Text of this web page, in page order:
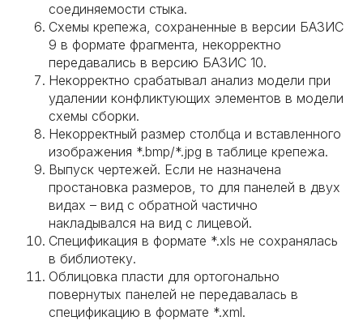
соединяемости стыка.
Схемы крепежа, сохраненные в версии БАЗИС
9 в формате фрагмента, некорректно
передавались в версию БАЗИС 10.
Некорректно срабатывал анализ модели при
удалении конфликтующих элементов в модели
схемы сборки.
Некорректный размер столбца и вставленного
изображения *.bmp/*.jpg в таблице крепежа.
Выпуск чертежей. Если не назначена
простановка размеров, то для панелей в двух
видах – вид с обратной частично
накладывался на вид с лицевой.
Спецификация в формате *.xls не сохранялась
в библиотеку.
Облицовка пласти для ортогонально
повернутых панелей не передавалась в
спецификацию в формате *.xml.